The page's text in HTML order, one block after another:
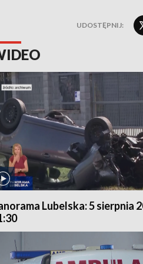
UDOSTĘPNIJ:
Lubelska: 5 sierpnia